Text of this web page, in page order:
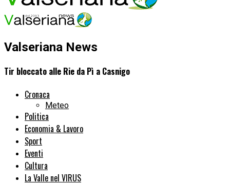
Valseriana News
Tir bloccato alle Rie da Pì a Casnigo
Cronaca
Meteo
Politica
Economia & Lavoro
Sport
Eventi
Cultura
La Valle nel VIRUS